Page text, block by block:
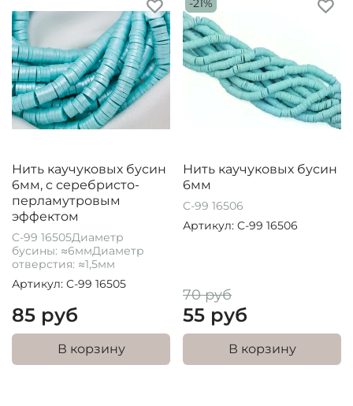
Нить каучуковых бусин
6мм, с серебристо-
перламутровым
эффектом
C-99 16505Диаметр
бусины: ≈6ммДиаметр
отверстия: ≈1,5мм
Артикул: C-99 16505
85 руб
В корзину
Нить каучуковых бусин
6мм
C-99 16506
Артикул: C-99 16506
70 руб
55 руб
В корзину